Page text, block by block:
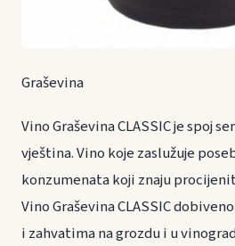
Graševina
Vino Graševina CLASSIC je spoj
vještina. Vino koje zaslužuje
konzumenata koji znaju
Vino Graševina CLASSIC
i zahvatima na grozdu i u